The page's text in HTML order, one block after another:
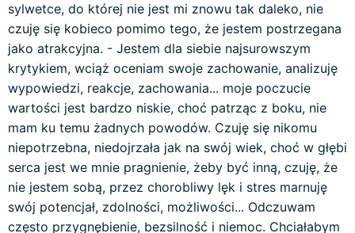
sylwetce, do której nie jest mi znowu tak daleko, nie
czuję się kobieco pomimo tego, że jestem postrzegana
jako atrakcyjna. - Jestem dla siebie najsurowszym
krytykiem, wciąż oceniam swoje zachowanie, analizuję
wypowiedzi, reakcje, zachowania... moje poczucie
wartości jest bardzo niskie, choć patrząc z boku, nie
mam ku temu żadnych powodów. Czuję się nikomu
niepotrzebna, niedojrzała jak na swój wiek, choć w głębi
serca jest we mnie pragnienie, żeby być inną, czuję, że
nie jestem sobą, przez chorobliwy lęk i stres marnuję
swój potencjał, zdolności, możliwości... Odczuwam
często przygnębienie, bezsilność i niemoc. Chciałabym